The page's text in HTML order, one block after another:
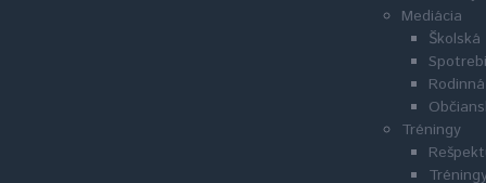
Mediácia
Tréningy